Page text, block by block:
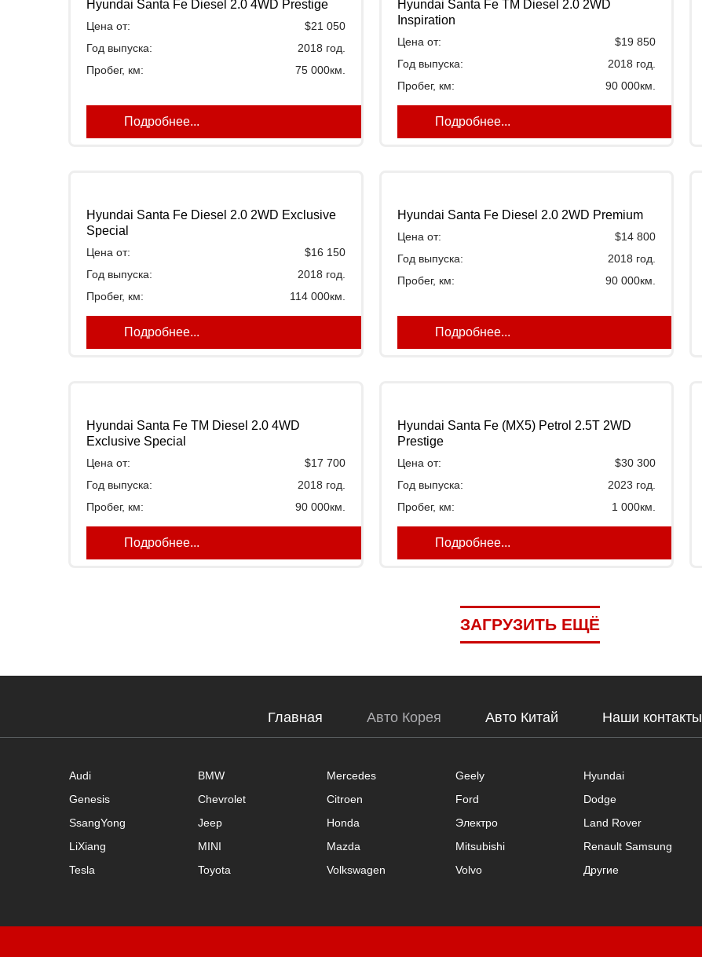
Hyundai Santa Fe Diesel 2.0 4WD Prestige
Цена от:
$21 050
Год выпуска:
2018 год.
Пробег, км:
75 000км.
Подробнее...
Hyundai Santa Fe TM Diesel 2.0 2WD
Inspiration
Цена от:
$19 850
Год выпуска:
2018 год.
Пробег, км:
90 000км.
Подробнее...
Hyundai Santa Fe Diesel 2.0 2WD Exclusive
Special
Цена от:
$16 150
Год выпуска:
2018 год.
Пробег, км:
114 000км.
Подробнее...
Hyundai Santa Fe Diesel 2.0 2WD Premium
Цена от:
$14 800
Год выпуска:
2018 год.
Пробег, км:
90 000км.
Подробнее...
Hyundai Santa Fe TM Diesel 2.0 4WD
Exclusive Special
Цена от:
$17 700
Год выпуска:
2018 год.
Пробег, км:
90 000км.
Подробнее...
Hyundai Santa Fe (MX5) Petrol 2.5T 2WD
Prestige
Цена от:
$30 300
Год выпуска:
2023 год.
Пробег, км:
1 000км.
Подробнее...
ЗАГРУЗИТЬ ЕЩЁ
Главная Авто Корея Авто Китай Наши контакты
Audi BMW Mercedes Geely Hyundai
Genesis
Chevrolet Citroen Ford Dodge
SsangYong
Jeep Honda Электро Land Rover
LiXiang
MINI Mazda Mitsubishi Renault Samsung
Tesla
Toyota Volkswagen Volvo Другие